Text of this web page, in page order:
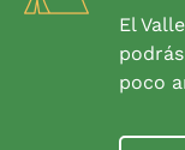
El
poco